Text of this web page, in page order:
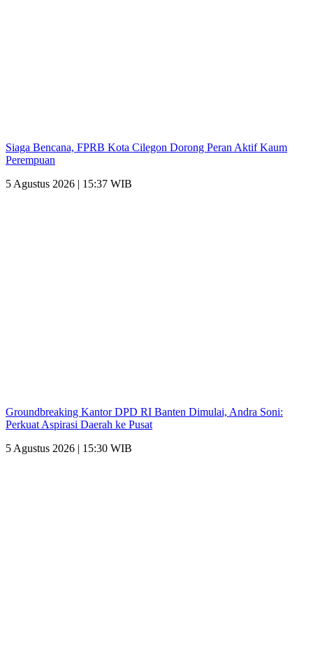
Siaga Bencana, FPRB Kota Cilegon Dorong Peran Aktif Kaum
Perempuan
5 Agustus 2026 | 15:37 WIB
Groundbreaking Kantor DPD RI Banten Dimulai, Andra Soni:
Perkuat Aspirasi Daerah ke Pusat
5 Agustus 2026 | 15:30 WIB